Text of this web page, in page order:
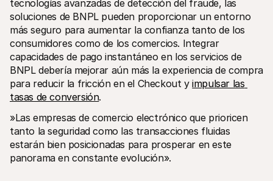
tecnologías avanzadas de detección del fraude, las
soluciones de BNPL pueden proporcionar un entorno
más seguro para aumentar la confianza tanto de los
consumidores como de los comercios. Integrar
capacidades de pago instantáneo en los servicios de
BNPL debería mejorar aún más la experiencia de compra
para reducir la fricción en el Checkout y impulsar las
tasas de conversión.
»Las empresas de comercio electrónico que prioricen
tanto la seguridad como las transacciones fluidas
estarán bien posicionadas para prosperar en este
panorama en constante evolución».